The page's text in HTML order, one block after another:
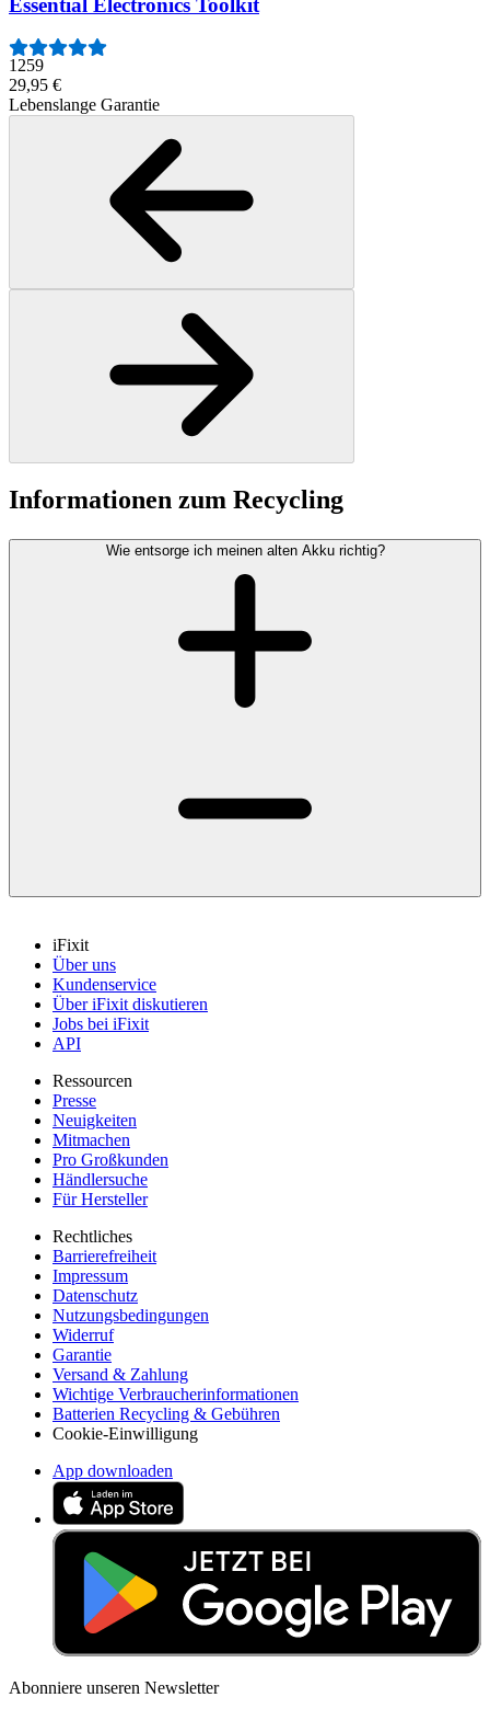
Essential Electronics Toolkit
1259
29,95 €
Lebenslange Garantie
Informationen zum Recycling
Wie entsorge ich meinen alten Akku richtig?
iFixit
Über uns
Kundenservice
Über iFixit diskutieren
Jobs bei iFixit
API
Ressourcen
Presse
Neuigkeiten
Mitmachen
Pro Großkunden
Händlersuche
Für Hersteller
Rechtliches
Barrierefreiheit
Impressum
Datenschutz
Nutzungsbedingungen
Widerruf
Garantie
Versand & Zahlung
Wichtige Verbraucherinformationen
Batterien Recycling & Gebühren
Cookie-Einwilligung
App downloaden
Abonniere unseren Newsletter